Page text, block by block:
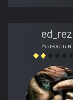
ed_rez
Бывалый